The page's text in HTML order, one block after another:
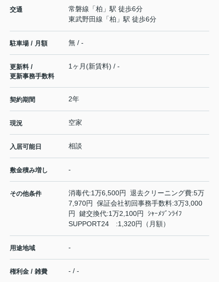
交通 常磐線 「柏 」駅 徒歩6分
東武野田線 「柏 」駅 徒歩6分
駐車場 / 月額 無 / -
更新料 /
更新事務手数料
1ヶ月(新賃料) / -
契約期間 2年
現況 空家
入居可能日 相談
敷金積み増し -
その他条件
消毒代:1万6,500円 退去クリーニング費:5万
7,970円 保証会社初回事務手数料:3万3,000
円 鍵交換代:1万2,100円 ｼｬｰﾒｿﾞﾝﾗｲﾌ
SUPPORT24 :1,320円（月額）
用途地域 -
権利金 / 雑費 - / -